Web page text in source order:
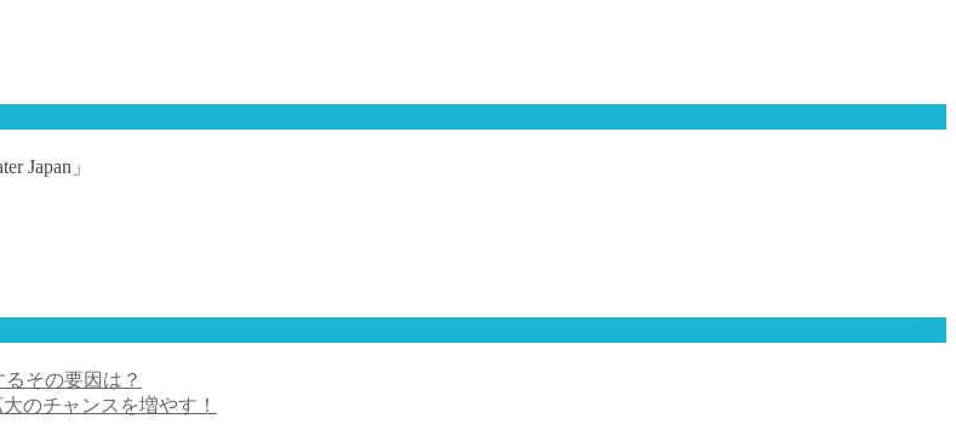
Japan」
その要因は？
のチャンスを増やす！